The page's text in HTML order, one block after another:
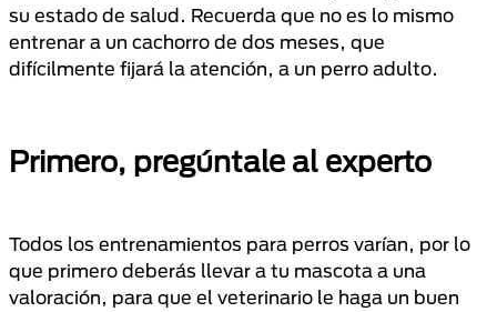
su estado de salud. Recuerda que no es lo mismo
entrenar a un cachorro de dos meses, que
difícilmente fijará la atención, a un perro adulto.
Primero, pregúntale al experto
Todos los entrenamientos para perros varían, por lo
que primero deberás llevar a tu mascota a una
valoración, para que el veterinario le haga un buen